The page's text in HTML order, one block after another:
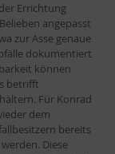
Errichtung
angepasst
zur Asse genaue
dokumentiert
können
betrifft
Für Konrad
dem
bereits
Diese